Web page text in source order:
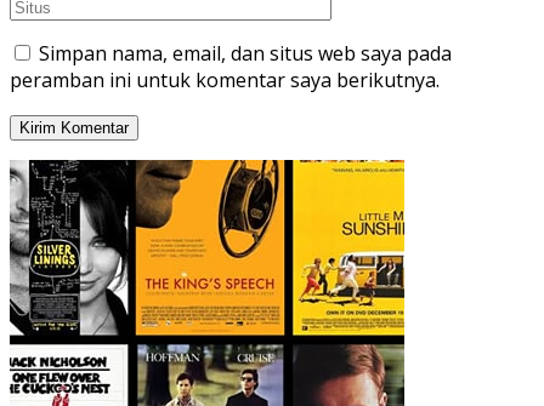
Simpan nama, email, dan situs web saya pada
peramban ini untuk komentar saya berikutnya.